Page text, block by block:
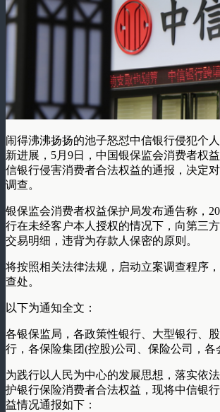
闹得沸沸扬扬的池子怒怼中信银行侵犯个
新进展，5月9日，中国银保监会消费者权
信银行侵害消费者合法权益的通报，决定
调查。
银保监会消费者权益保护局发布通告称，
行在未经客户本人授权的情况下，向第三
交易明细，违背为存款人保密的原则。
将按照相关法律法规，启动立案调查程序
查处。
以下为通知全文：
各银保监局，各政策性银行、大型银行、
行，各保险集团(控股)公司、保险公司，各
为践行以人民为中心的发展思想，落实依
护银行保险消费者合法权益，现将中信银
益情况通报如下：